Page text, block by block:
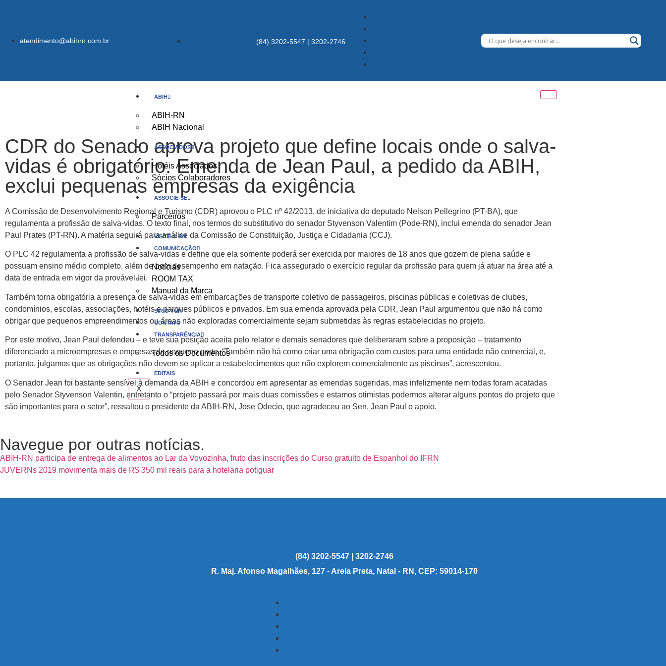
atendimento@abihrn.com.br (84) 3202-5547 | 3202-2746
ABIH
ABIH-RN
ABIH Nacional
ASSOCIADOS
Hotéis Associados
Sócios Colaboradores
ASSOCIE-SE
Parceiros
VISITE O RN
COMUNICAÇÃO
Notícias
ROOM TAX
Manual da Marca
SÍRIO TUR
CONTATO
TRANSPARÊNCIA
Todos os Documentos
EDITAIS
X
CDR do Senado aprova projeto que define locais onde o salva-
vidas é obrigatório. Emenda de Jean Paul, a pedido da ABIH,
exclui pequenas empresas da exigência
A Comissão de Desenvolvimento Regional e Turismo (CDR) aprovou o PLC nº 42/2013, de iniciativa do deputado Nelson Pellegrino (PT-BA), que
regulamenta a profissão de salva-vidas. O texto final, nos termos do substitutivo do senador Styvenson Valentim (Pode-RN), inclui emenda do senador Jean
Paul Prates (PT-RN). A matéria seguirá para análise da Comissão de Constituição, Justiça e Cidadania (CCJ).
O PLC 42 regulamenta a profissão de salva-vidas e define que ela somente poderá ser exercida por maiores de 18 anos que gozem de plena saúde e
possuam ensino médio completo, além de bom desempenho em natação. Fica assegurado o exercício regular da profissão para quem já atuar na área até a
data de entrada em vigor da provável lei.
Também torna obrigatória a presença de salva-vidas em embarcações de transporte coletivo de passageiros, piscinas públicas e coletivas de clubes,
condomínios, escolas, associações, hotéis e parques públicos e privados. Em sua emenda aprovada pela CDR, Jean Paul argumentou que não há como
obrigar que pequenos empreendimentos ou áreas não exploradas comercialmente sejam submetidas às regras estabelecidas no projeto.
Por este motivo, Jean Paul defendeu – e teve sua posição aceita pelo relator e demais senadores que deliberaram sobre a proposição – tratamento
diferenciado a microempresas e empresas de pequeno porte. “Também não há como criar uma obrigação com custos para uma entidade não comercial, e,
portanto, julgamos que as obrigações não devem se aplicar a estabelecimentos que não explorem comercialmente as piscinas”, acrescentou.
O Senador Jean foi bastante sensível à demanda da ABIH e concordou em apresentar as emendas sugeridas, mas infelizmente nem todas foram acatadas
pelo Senador Styvenson Valentin, entretanto o “projeto passará por mais duas comissões e estamos otimistas podermos alterar alguns pontos do projeto que
são importantes para o setor”, ressaltou o presidente da ABIH-RN, Jose Odecio, que agradeceu ao Sen. Jean Paul o apoio.
Navegue por outras notícias.
ABIH-RN participa de entrega de alimentos ao Lar da Vovozinha, fruto das inscrições do Curso gratuito de Espanhol do IFRN
JUVERNs 2019 movimenta mais de R$ 350 mil reais para a hotelaria potiguar
(84) 3202-5547 | 3202-2746
R. Maj. Afonso Magalhães, 127 - Areia Preta, Natal - RN, CEP: 59014-170